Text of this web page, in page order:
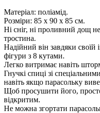
Матеріал: поліамід.
Розміри: 85 x 90 x 85 см.
Ні сніг, ні проливний дощ
тростина.
Надійний він завдяки своїй
фігури з 8 кутами.
Легко витримає навіть
Гнучкі спиці зі
навіть якщо парасольку
Щоб просушити його,
відкритим.
Не можна згортати